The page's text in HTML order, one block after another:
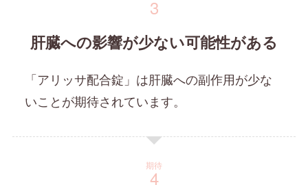
肝臓への影響が少ない可能性がある
「アリッサ配合錠」は肝臓への副作用が少な
いことが期待されています。
期待